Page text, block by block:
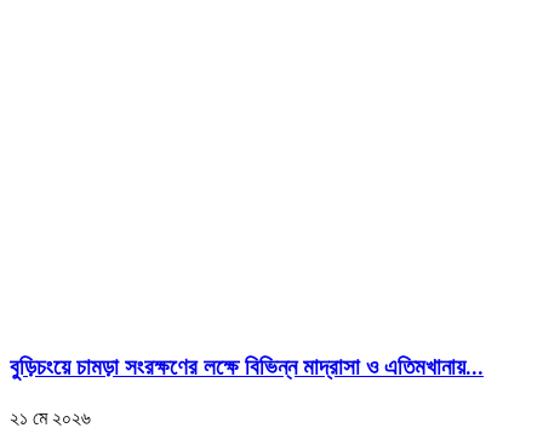
বুড়িচংয়ে চামড়া সংরক্ষণের লক্ষে বিভিন্ন মাদ্রাসা ও এতিমখানায়...
২১ মে ২০২৬